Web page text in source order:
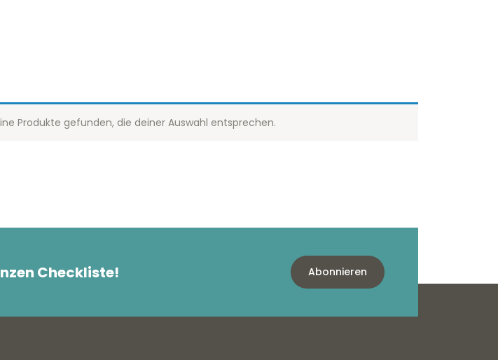
Produkte gefunden, die deiner Auswahl entsprechen.
Checkliste! Abonnieren